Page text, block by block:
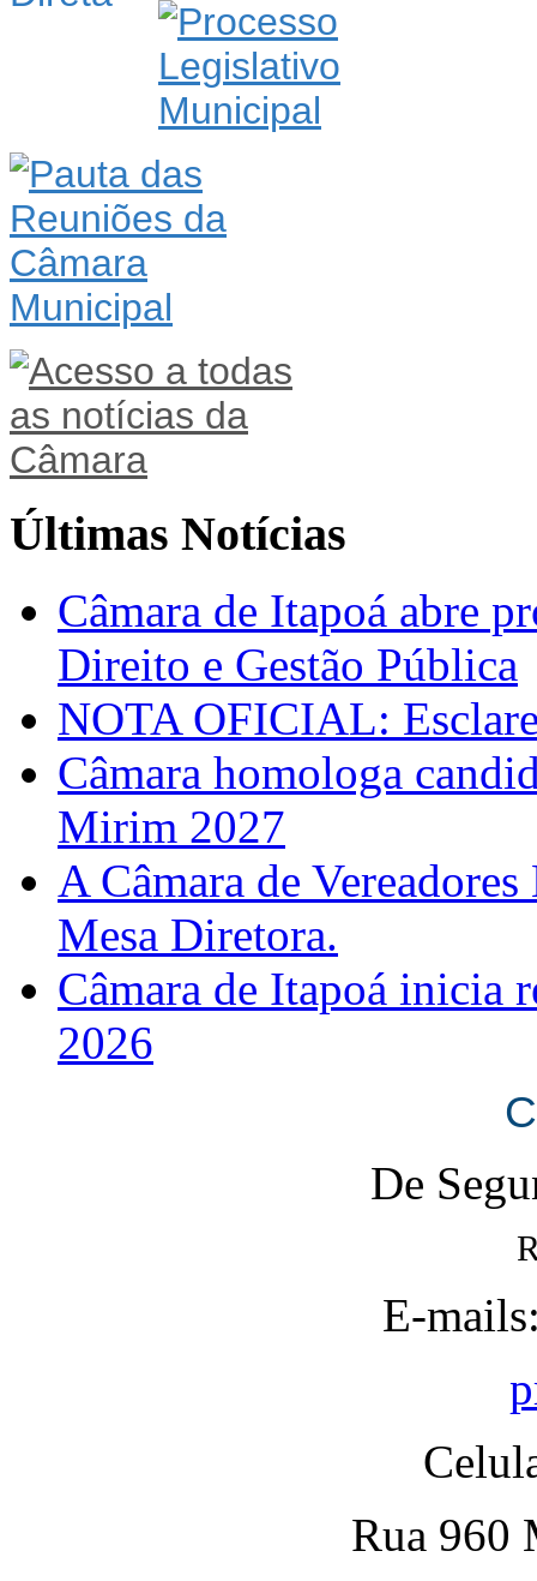
Últimas Notícias
Câmara de Itapoá abre
Direito e Gestão Pública
NOTA OFICIAL:
Câmara homologa
Mirim 2027
A Câmara de
Mesa Diretora.
Câmara de Itapoá inicia
2026
De
E-
Rua 960